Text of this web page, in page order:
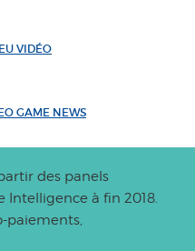
VIDÉO
GAME NEWS
des panels
Intelligence à fin 2018.
paiements,